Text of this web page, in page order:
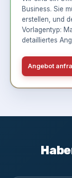
Business. Sie
erstellen, und
Vorlagentyp:
detailliertes
Angebot